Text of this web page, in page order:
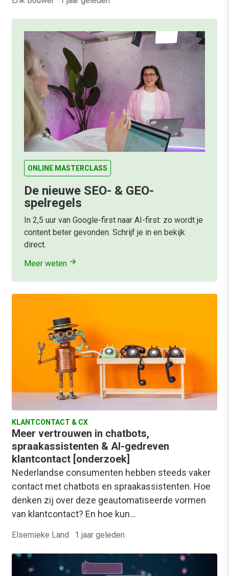
ONLINE MASTERCLASS
De nieuwe SEO- & GEO-
spelregels
In 2,5 uur van Google-first naar AI-first: zo wordt je
content beter gevonden. Schrijf je in en bekijk
direct.
Meer weten
KLANTCONTACT & CX
Meer vertrouwen in chatbots,
spraakassistenten & AI-gedreven
klantcontact [onderzoek]
Nederlandse consumenten hebben steeds vaker
contact met chatbots en spraakassistenten. Hoe
denken zij over deze geautomatiseerde vormen
van klantcontact? En hoe kun…
Elsemieke Land · 1 jaar geleden